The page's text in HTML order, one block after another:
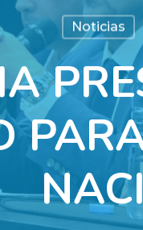
Noticias